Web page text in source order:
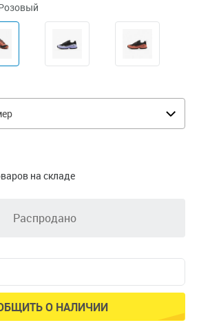
на складе
Распродано
О НАЛИЧИИ